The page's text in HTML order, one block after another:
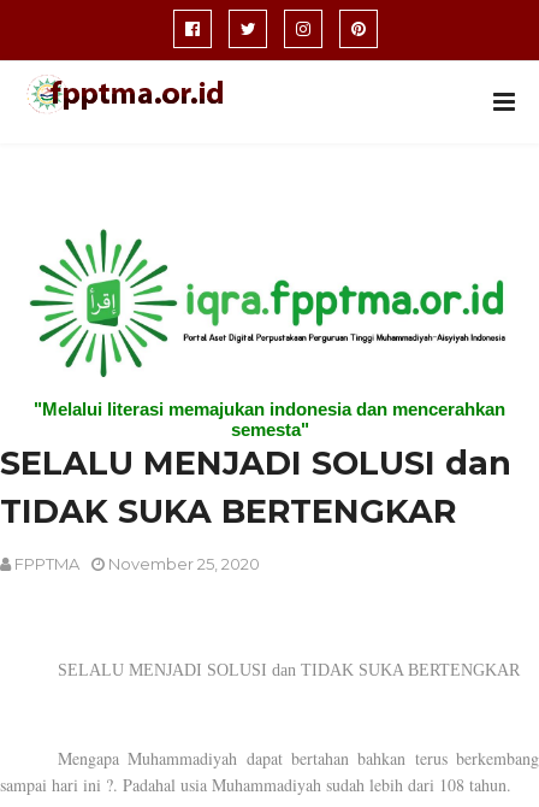
"Melalui literasi memajukan indonesia dan mencerahkan
semesta"
SELALU MENJADI SOLUSI dan
TIDAK SUKA BERTENGKAR
FPPTMA November 25, 2020
SELALU MENJADI SOLUSI dan TIDAK SUKA BERTENGKAR
Mengapa Muhammadiyah dapat bertahan bahkan terus berkembang
sampai hari ini ?. Padahal usia Muhammadiyah sudah lebih dari 108 tahun.